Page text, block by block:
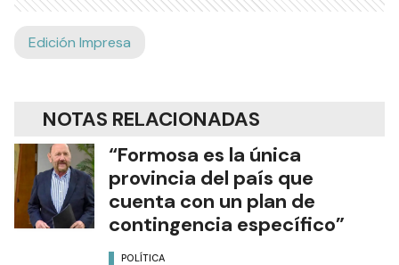
Edición Impresa
NOTAS RELACIONADAS
“Formosa es la única
provincia del país que
cuenta con un plan de
contingencia específico”
POLÍTICA